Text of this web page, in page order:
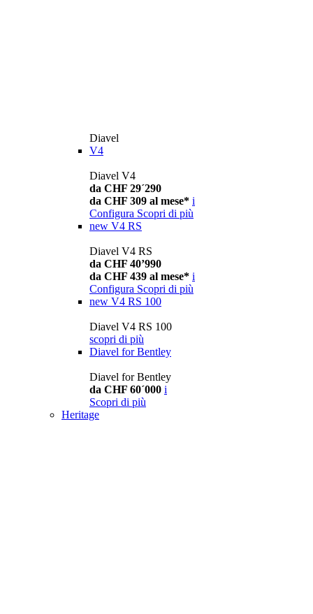
Diavel
V4
Diavel V4
da CHF 29´290
da CHF 309 al mese* i
Configura Scopri di più
new V4 RS
Diavel V4 RS
da CHF 40’990
da CHF 439 al mese* i
Configura Scopri di più
new V4 RS 100
Diavel V4 RS 100
scopri di più
Diavel for Bentley
Diavel for Bentley
da CHF 60´000 i
Scopri di più
Heritage